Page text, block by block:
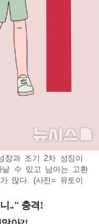
장과 조기 2차 성징이
날 수 있고 남아는 고환
많다. (사진= 유토이